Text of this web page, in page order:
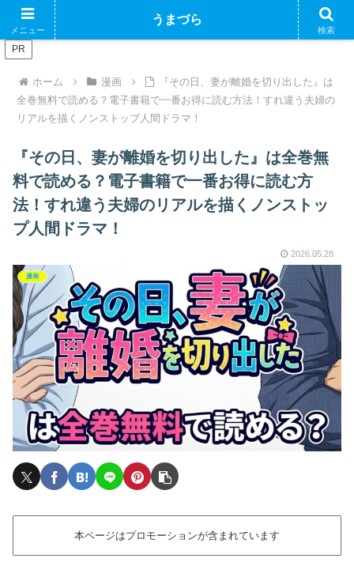
ブログで収益化できるかやってみるブログ
PR
ホーム 漫画
『その日、妻が離婚を切り出した』は
全巻無料で読める？電子書籍で一番お得に読む方法！すれ違う夫婦の
リアルを描くノンストップ人間ドラマ！
『その日、妻が離婚を切り出した』は全巻無
料で読める？電子書籍で一番お得に読む方
法！すれ違う夫婦のリアルを描くノンストッ
プ人間ドラマ！
2026.05.28
漫画
本ページはプロモーションが含まれています
メニュー
うまづら
検索